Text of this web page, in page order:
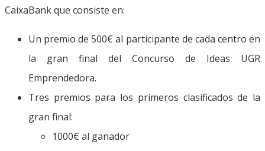
CaixaBank que consiste en:
Un premio de 500€ al participante de cada centro en
la gran final del Concurso de Ideas UGR
Emprendedora.
Tres premios para los primeros clasificados de la
gran final:
1000€ al ganador